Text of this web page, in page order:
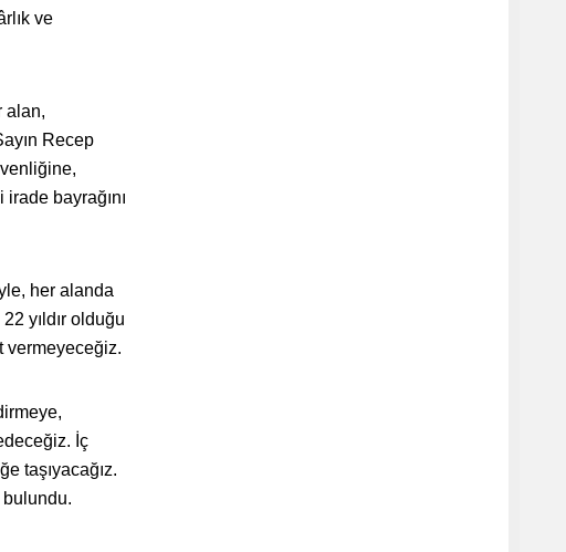
ve
alan,
Recep
bayrağını
her alanda
yıldır olduğu
vermeyeceğiz.
İç
taşıyacağız.
bulundu.